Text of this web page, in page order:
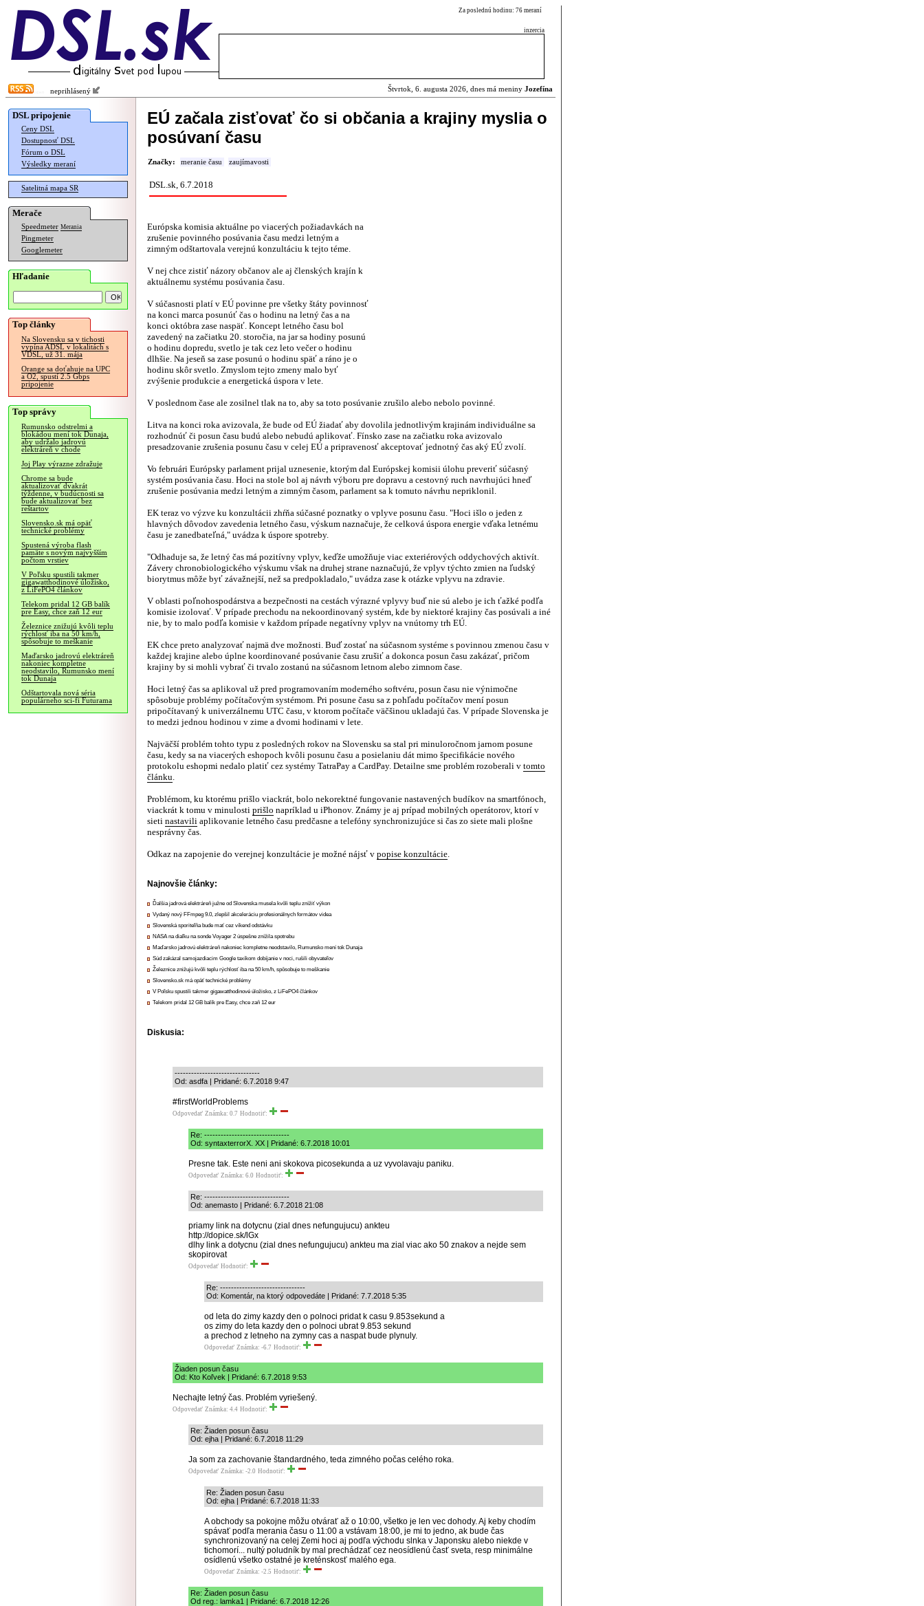
Za poslednú hodinu: 76 meraní
inzercia
neprihlásený Štvrtok, 6. augusta 2026, dnes má meniny Jozefína
DSL pripojenie
Ceny DSL
Dostupnosť DSL
Fórum o DSL
Výsledky meraní
Satelitná mapa SR
Merače
Speedmeter Merania
Pingmeter
Googlemeter
Hľadanie
Top články
Na Slovensku sa v tichosti
vypína ADSL v lokalitách s
VDSL, už 31. mája
Orange sa doťahuje na UPC
a O2, spustí 2.5 Gbps
pripojenie
Top správy
Rumunsko odstrelmi a
blokádou mení tok Dunaja,
aby udržalo jadrovú
elektráreň v chode
Joj Play výrazne zdražuje
Chrome sa bude
aktualizovať dvakrát
týždenne, v budúcnosti sa
bude aktualizovať bez
reštartov
Slovensko.sk má opäť
technické problémy
Spustená výroba flash
pamäte s novým najvyšším
počtom vrstiev
V Poľsku spustili takmer
gigawatthodinové úložisko,
z LiFePO4 článkov
Telekom pridal 12 GB balík
pre Easy, chce zaň 12 eur
Železnice znižujú kvôli teplu
rýchlosť iba na 50 km/h,
spôsobuje to meškanie
Maďarsko jadrovú elektráreň
nakoniec kompletne
neodstavilo, Rumunsko mení
tok Dunaja
Odštartovala nová séria
populárneho sci-fi Futurama
EÚ začala zisťovať čo si občania a krajiny myslia o
posúvaní času
Značky: meranie času zaujímavosti
DSL.sk, 6.7.2018
Európska komisia aktuálne po viacerých požiadavkách na
zrušenie povinného posúvania času medzi letným a
zimným odštartovala verejnú konzultáciu k tejto téme.
V nej chce zistiť názory občanov ale aj členských krajín k
aktuálnemu systému posúvania času.
V súčasnosti platí v EÚ povinne pre všetky štáty povinnosť
na konci marca posunúť čas o hodinu na letný čas a na
konci októbra zase naspäť. Koncept letného času bol
zavedený na začiatku 20. storočia, na jar sa hodiny posunú
o hodinu dopredu, svetlo je tak cez leto večer o hodinu
dlhšie. Na jeseň sa zase posunú o hodinu späť a ráno je o
hodinu skôr svetlo. Zmyslom tejto zmeny malo byť
zvýšenie produkcie a energetická úspora v lete.
V poslednom čase ale zosilnel tlak na to, aby sa toto posúvanie zrušilo alebo nebolo povinné.
Litva na konci roka avizovala, že bude od EÚ žiadať aby dovolila jednotlivým krajinám individuálne sa
rozhodnúť či posun času budú alebo nebudú aplikovať. Fínsko zase na začiatku roka avizovalo
presadzovanie zrušenia posunu času v celej EÚ a pripravenosť akceptovať jednotný čas aký EÚ zvolí.
Vo februári Európsky parlament prijal uznesenie, ktorým dal Európskej komisii úlohu preveriť súčasný
systém posúvania času. Hoci na stole bol aj návrh výboru pre dopravu a cestovný ruch navrhujúci hneď
zrušenie posúvania medzi letným a zimným časom, parlament sa k tomuto návrhu nepriklonil.
EK teraz vo výzve ku konzultácii zhŕňa súčasné poznatky o vplyve posunu času. "Hoci išlo o jeden z
hlavných dôvodov zavedenia letného času, výskum naznačuje, že celková úspora energie vďaka letnému
času je zanedbateľná," uvádza k úspore spotreby.
"Odhaduje sa, že letný čas má pozitívny vplyv, keďže umožňuje viac exteriérových oddychových aktivít.
Závery chronobiologického výskumu však na druhej strane naznačujú, že vplyv týchto zmien na ľudský
biorytmus môže byť závažnejší, než sa predpokladalo," uvádza zase k otázke vplyvu na zdravie.
V oblasti poľnohospodárstva a bezpečnosti na cestách výrazné vplyvy buď nie sú alebo je ich ťažké podľa
komisie izolovať. V prípade prechodu na nekoordinovaný systém, kde by niektoré krajiny čas posúvali a iné
nie, by to malo podľa komisie v každom prípade negatívny vplyv na vnútorny trh EÚ.
EK chce preto analyzovať najmä dve možnosti. Buď zostať na súčasnom systéme s povinnou zmenou času v
každej krajine alebo úplne koordinované posúvanie času zrušiť a dokonca posun času zakázať, pričom
krajiny by si mohli vybrať či trvalo zostanú na súčasnom letnom alebo zimnom čase.
Hoci letný čas sa aplikoval už pred programovaním moderného softvéru, posun času nie výnimočne
spôsobuje problémy počítačovým systémom. Pri posune času sa z pohľadu počítačov mení posun
pripočítavaný k univerzálnemu UTC času, v ktorom počítače väčšinou ukladajú čas. V prípade Slovenska je
to medzi jednou hodinou v zime a dvomi hodinami v lete.
Najväčší problém tohto typu z posledných rokov na Slovensku sa stal pri minuloročnom jarnom posune
času, kedy sa na viacerých eshopoch kvôli posunu času a posielaniu dát mimo špecifikácie nového
protokolu eshopmi nedalo platiť cez systémy TatraPay a CardPay. Detailne sme problém rozoberali v tomto
článku.
Problémom, ku ktorému prišlo viackrát, bolo nekorektné fungovanie nastavených budíkov na smartfónoch,
viackrát k tomu v minulosti prišlo napríklad u iPhonov. Známy je aj prípad mobilných operátorov, ktorí v
sieti nastavili aplikovanie letného času predčasne a telefóny synchronizujúce si čas zo siete mali plošne
nesprávny čas.
Odkaz na zapojenie do verejnej konzultácie je možné nájsť v popise konzultácie.
Najnovšie články:
Ďalšia jadrová elektráreň južne od Slovenska musela kvôli teplu znížiť výkon
Vydaný nový FFmpeg 9.0, zlepšil akceleráciu profesionálnych formátov videa
Slovenská sporiteľňa bude mať cez víkend odstávku
NASA na diaľku na sonde Voyager 2 úspešne znížila spotrebu
Maďarsko jadrovú elektráreň nakoniec kompletne neodstavilo, Rumunsko mení tok Dunaja
Súd zakázal samojazdiacim Google taxíkom dobíjanie v noci, rušili obyvateľov
Železnice znižujú kvôli teplu rýchlosť iba na 50 km/h, spôsobuje to meškanie
Slovensko.sk má opäť technické problémy
V Poľsku spustili takmer gigawatthodinové úložisko, z LiFePO4 článkov
Telekom pridal 12 GB balík pre Easy, chce zaň 12 eur
Diskusia:
-------------------------------
Od: asdfa | Pridané: 6.7.2018 9:47
#firstWorldProblems
Odpovedať Známka: 0.7 Hodnotiť:
Re: -------------------------------
Od: syntaxterrorX. XX | Pridané: 6.7.2018 10:01
Presne tak. Este neni ani skokova picosekunda a uz vyvolavaju paniku.
Odpovedať Známka: 6.0 Hodnotiť:
Re: -------------------------------
Od: anemasto | Pridané: 6.7.2018 21:08
priamy link na dotycnu (zial dnes nefungujucu) ankteu
http://dopice.sk/lGx
dlhy link a dotycnu (zial dnes nefungujucu) ankteu ma zial viac ako 50 znakov a nejde sem
skopirovat
Odpovedať Hodnotiť:
Re: -------------------------------
Od: Komentár, na ktorý odpovedáte | Pridané: 7.7.2018 5:35
od leta do zimy kazdy den o polnoci pridat k casu 9.853sekund a
os zimy do leta kazdy den o polnoci ubrat 9.853 sekund
a prechod z letneho na zymny cas a naspat bude plynuly.
Odpovedať Známka: -6.7 Hodnotiť:
Žiaden posun času
Od: Kto Koľvek | Pridané: 6.7.2018 9:53
Nechajte letný čas. Problém vyriešený.
Odpovedať Známka: 4.4 Hodnotiť:
Re: Žiaden posun času
Od: ejha | Pridané: 6.7.2018 11:29
Ja som za zachovanie štandardného, teda zimného počas celého roka.
Odpovedať Známka: -2.0 Hodnotiť:
Re: Žiaden posun času
Od: ejha | Pridané: 6.7.2018 11:33
A obchody sa pokojne môžu otvárať až o 10:00, všetko je len vec dohody. Aj keby chodím
spávať podľa merania času o 11:00 a vstávam 18:00, je mi to jedno, ak bude čas
synchronizovaný na celej Zemi hoci aj podľa východu slnka v Japonsku alebo niekde v
tichomorí... nultý poludník by mal prechádzať cez neosídlenú časť sveta, resp minimálne
osídlenú všetko ostatné je kreténskosť malého ega.
Odpovedať Známka: -2.5 Hodnotiť:
Re: Žiaden posun času
Od reg.: lamka1 | Pridané: 6.7.2018 12:26